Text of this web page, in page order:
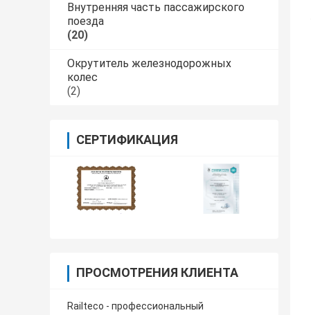
Внутренняя часть пассажирского
поезда
(20)
Окрутитель железнодорожных
колес
(2)
СЕРТИФИКАЦИЯ
ПРОСМОТРЕНИЯ КЛИЕНТА
Railteco - профессиональный